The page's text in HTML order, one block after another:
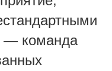
команда